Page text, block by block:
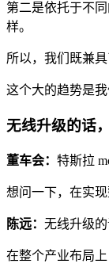
第二是依托于不
样。
所以，我们既兼
这个大的趋势是
无线升级的话
董车会： 特斯拉
想问一下，在实
陈远： 无线升级
在整个产业布局